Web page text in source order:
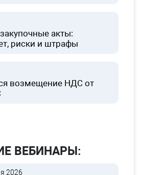
акты:
риски и штрафы
возмещение НДС от
ВЕБИНАРЫ:
2026